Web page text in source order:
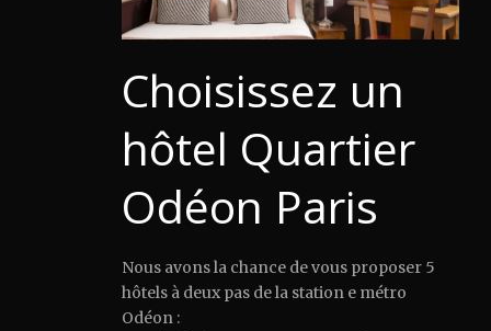
Choisissez un
hôtel Quartier
Odéon Paris
Nous avons la chance de vous proposer 5
hôtels à deux pas de la station e métro
Odéon :